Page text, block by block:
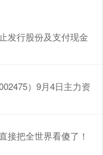
发行股份及支付现金
）9月4日主力资
接把全世界看傻了！